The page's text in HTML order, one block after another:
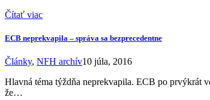
Čítať viac
ECB neprekvapila – správa sa bezprecedentne
Články, NFH archív10 júla, 2016
Hlavná téma týždňa neprekvapila. ECB po prvýkrát
že…